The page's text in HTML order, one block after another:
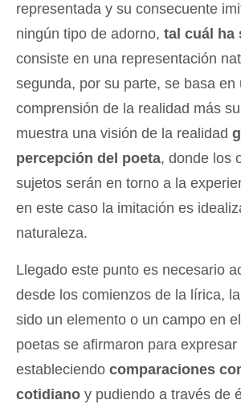
representada y su consecuente
ningún tipo de adorno, tal cuál ha
consiste en una representación
segunda, por su parte, se basa en
comprensión de la realidad más
muestra una visión de la realidad
percepción del poeta, donde los
sujetos serán en torno a la
en este caso la imitación es
naturaleza.
Llegado este punto es necesario
desde los comienzos de la lírica,
sido un elemento o un campo en
poetas se afirmaron para expresar
estableciendo comparaciones
cotidiano y pudiendo a través de